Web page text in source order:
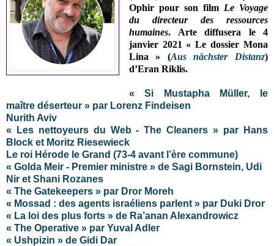
Ophir pour son film Le Voyage
du directeur des ressources
humaines. Arte diffusera le 4
janvier 2021 « Le dossier Mona
Lina » (Aus nächster Distanz)
d’Eran Riklis.
«
Si Mustapha Müller, le
maître déserteur » par Lorenz Findeisen
Nurith Aviv
« Les nettoyeurs du Web - The Cleaners » par Hans
Block et Moritz Riesewieck
Le roi Hérode le Grand (73-4 avant l’ère commune)
« Golda Meir - Premier ministre » de Sagi Bornstein, Udi
Nir et Shani Rozanes
« The Gatekeepers » par Dror Moreh
« Mossad : des agents israéliens parlent » par Duki Dror
« La loi des plus forts » de Ra’anan Alexandrowicz
« The Operative » par Yuval Adler
« Ushpizin » de Gidi Dar